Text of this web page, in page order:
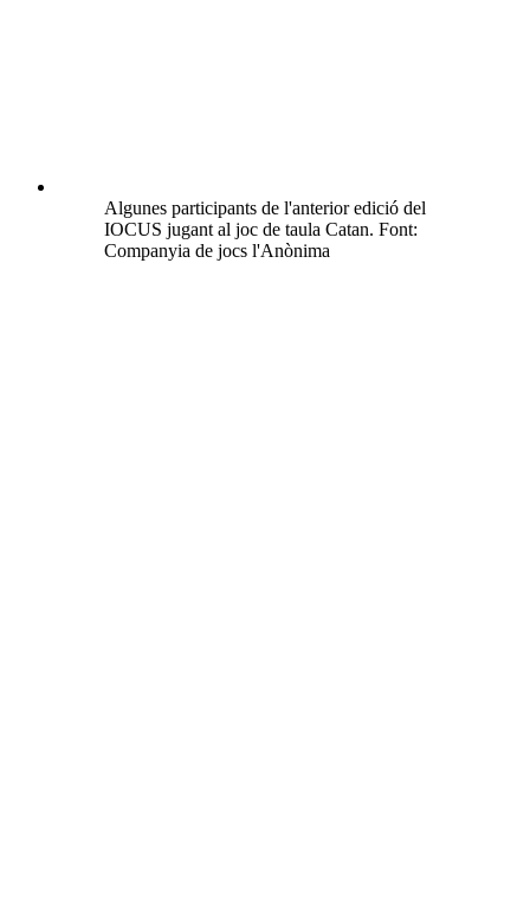
Algunes participants de l'anterior edició del
IOCUS jugant al joc de taula Catan. Font:
Companyia de jocs l'Anònima